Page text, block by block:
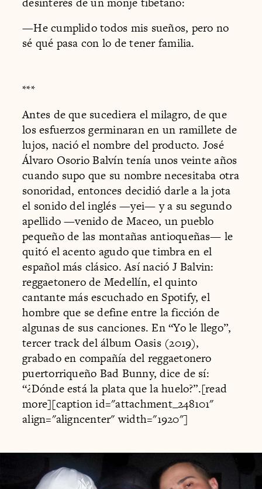
—He cumplido todos mis sueños, pero no
sé qué pasa con lo de tener familia.
***
Antes de que sucediera el milagro, de que
los esfuerzos germinaran en un ramillete de
lujos, nació el nombre del producto. José
Álvaro Osorio Balvín tenía unos veinte años
cuando supo que su nombre necesitaba otra
sonoridad, entonces decidió darle a la jota
el sonido del inglés —yei— y a su segundo
apellido —venido de Maceo, un pueblo
pequeño de las montañas antioqueñas— le
quitó el acento agudo que timbra en el
español más clásico. Así nació J Balvin:
reggaetonero de Medellín, el quinto
cantante más escuchado en Spotify, el
hombre que se define entre la ficción de
algunas de sus canciones. En “Yo le llego”,
tercer track del álbum Oasis (2019),
grabado en compañía del reggaetonero
puertorriqueño Bad Bunny, dice de sí:
“¿Dónde está la plata que la huelo?”.[read
more][caption id="attachment_248101"
align="aligncenter" width="1920"]